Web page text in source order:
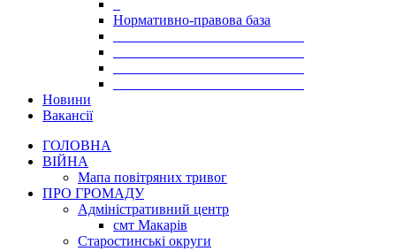
Нормативно-правова база
Новини
Вакансії
ГОЛОВНА
ВІЙНА
Мапа повітряних тривог
ПРО ГРОМАДУ
Aдміністративний центр
смт Макарів
Старостинські округи